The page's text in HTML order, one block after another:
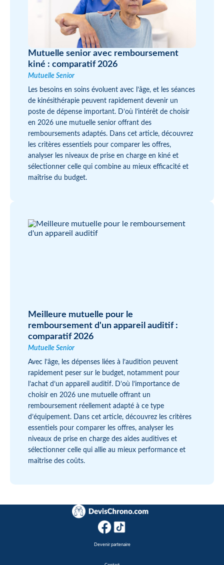
Mutuelle senior avec remboursement
kiné : comparatif 2026
Mutuelle Senior
Les besoins en soins évoluent avec l’âge, et les séances
de kinésithérapie peuvent rapidement devenir un
poste de dépense important. D’où l’intérêt de choisir
en 2026 une mutuelle senior offrant des
remboursements adaptés. Dans cet article, découvrez
les critères essentiels pour comparer les offres,
analyser les niveaux de prise en charge en kiné et
sélectionner celle qui combine au mieux efficacité et
maîtrise du budget.
Meilleure mutuelle pour le
remboursement d'un appareil auditif :
comparatif 2026
Mutuelle Senior
Avec l’âge, les dépenses liées à l’audition peuvent
rapidement peser sur le budget, notamment pour
l’achat d’un appareil auditif. D’où l’importance de
choisir en 2026 une mutuelle offrant un
remboursement réellement adapté à ce type
d’équipement. Dans cet article, découvrez les critères
essentiels pour comparer les offres, analyser les
niveaux de prise en charge des aides auditives et
sélectionner celle qui allie au mieux performance et
maîtrise des coûts.
Devenir partenaire